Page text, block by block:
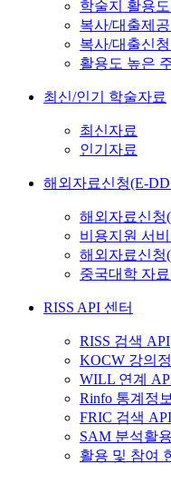
학술지 활용
복사/대출제
복사/대출신
활용도 높은
최신/인기 학술자료
최신자료
인기자료
해외자료신청(E-
해외자료신청
비용지원 서
해외자료신청
중국대학 자
RISS API 센터
RISS 검색 API
KOCW 강의
WILL 연계
Rinfo 통계정
FRIC 검색 API
SAM 분석활
활용 및 참여